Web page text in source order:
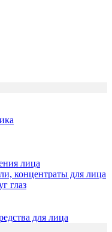
лица
концентраты для лица
глаз
для лица